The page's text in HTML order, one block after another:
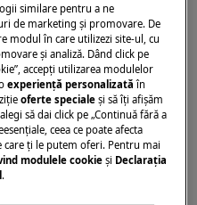
meu
întreruperea puterii
similare pentru a ne
de marketing și promovare. De
modul în care utilizezi site-ul, cu
și analiză. Dând click pe
accepţi utilizarea modulelor
experienţă personalizată în
oferte speciale și să îţi afișăm
să dai click pe „Continuă fără a
ceea ce poate afecta
care ţi le putem oferi. Pentru mai
modulele cookie și Declaraţia
.